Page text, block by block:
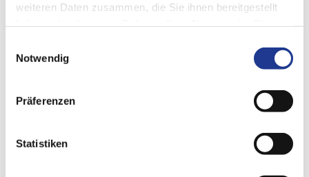
weiteren Daten zusammen, die Sie ihnen bereitgestellt
Notwendig
Präferenzen
Statistiken